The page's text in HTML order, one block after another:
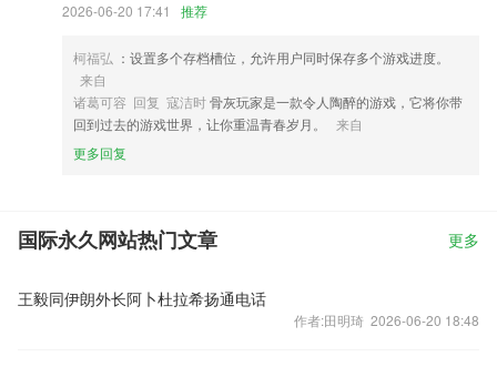
2026-06-20 17:41 推荐
柯福弘 ：设置多个存档槽位，允许用户同时保存多个游戏进度。
来自
诸葛可容 回复 寇洁时骨灰玩家是一款令人陶醉的游戏，它将你带
回到过去的游戏世界，让你重温青春岁月。
来自
更多回复
国际永久网站热门文章 更多
王毅同伊朗外长阿卜杜拉希扬通电话
作者:田明琦 2026-06-20 18:48